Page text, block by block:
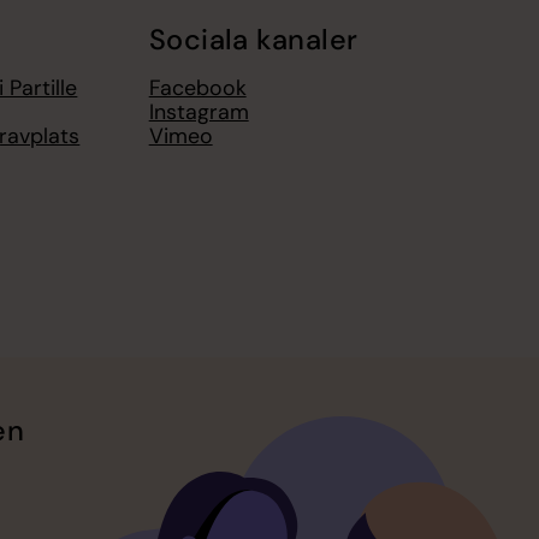
Partille
Sociala kanaler
Facebook
Instagram
Vimeo